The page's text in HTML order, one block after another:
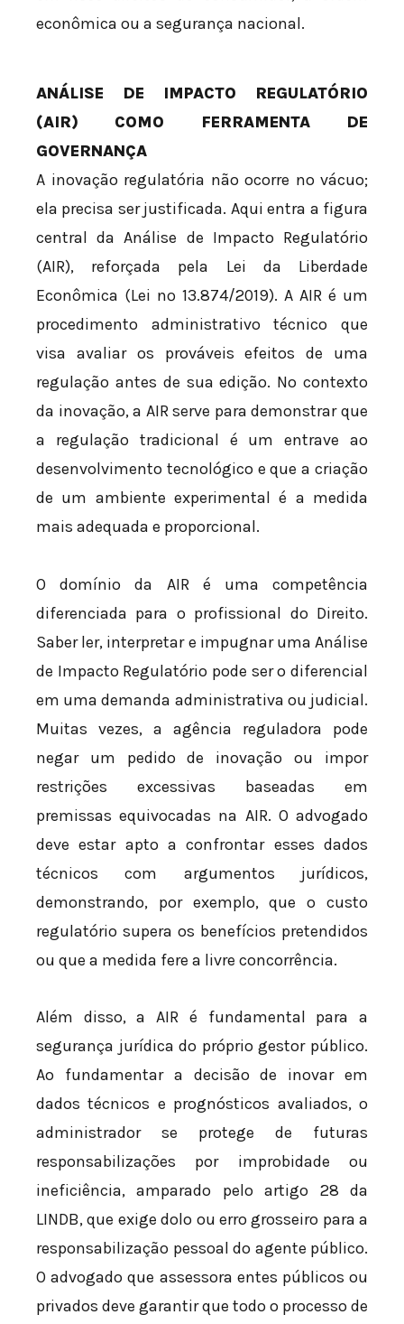
econômica ou a segurança nacional.
ANÁLISE DE IMPACTO REGULATÓRIO
(AIR) COMO FERRAMENTA DE
GOVERNANÇA
A inovação regulatória não ocorre no vácuo;
ela precisa ser justificada. Aqui entra a figura
central da Análise de Impacto Regulatório
(AIR), reforçada pela Lei da Liberdade
Econômica (Lei nº 13.874/2019). A AIR é um
procedimento administrativo técnico que
visa avaliar os prováveis efeitos de uma
regulação antes de sua edição. No contexto
da inovação, a AIR serve para demonstrar que
a regulação tradicional é um entrave ao
desenvolvimento tecnológico e que a criação
de um ambiente experimental é a medida
mais adequada e proporcional.
O domínio da AIR é uma competência
diferenciada para o profissional do Direito.
Saber ler, interpretar e impugnar uma Análise
de Impacto Regulatório pode ser o diferencial
em uma demanda administrativa ou judicial.
Muitas vezes, a agência reguladora pode
negar um pedido de inovação ou impor
restrições excessivas baseadas em
premissas equivocadas na AIR. O advogado
deve estar apto a confrontar esses dados
técnicos com argumentos jurídicos,
demonstrando, por exemplo, que o custo
regulatório supera os benefícios pretendidos
ou que a medida fere a livre concorrência.
Além disso, a AIR é fundamental para a
segurança jurídica do próprio gestor público.
Ao fundamentar a decisão de inovar em
dados técnicos e prognósticos avaliados, o
administrador se protege de futuras
responsabilizações por improbidade ou
ineficiência, amparado pelo artigo 28 da
LINDB, que exige dolo ou erro grosseiro para a
responsabilização pessoal do agente público.
O advogado que assessora entes públicos ou
privados deve garantir que todo o processo de